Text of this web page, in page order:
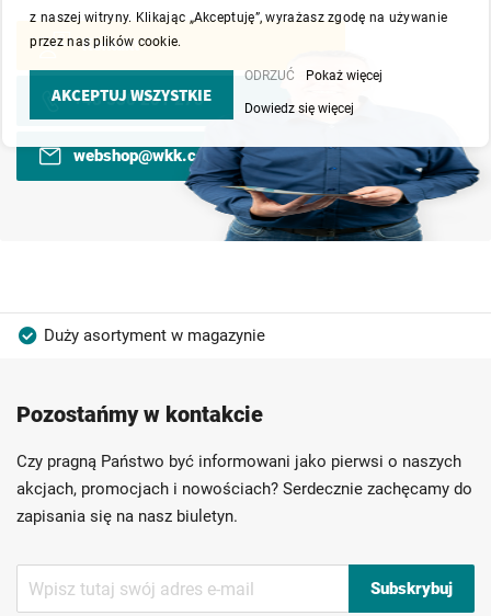
Kontakt
+48 530 201 275
webshop@wkk.com.pl
Duży asortyment w magazynie
Szybka dostawa
Indywidualni doradcy
Ponad 40 lat doświadczenia
Możliwość własnego etykietowania
Pozostańmy w kontakcie
Czy pragną Państwo być informowani jako pierwsi o naszych
akcjach, promocjach i nowościach? Serdecznie zachęcamy do
zapisania się na nasz biuletyn.
nasz
Subskrybuj
z naszej witryny. Klikając „Akceptuję”, wyrażasz zgodę na używanie
przez nas plików cookie.
AKCEPTUJ WSZYSTKIE
ODRZUĆ Pokaż więcej
Dowiedz się więcej